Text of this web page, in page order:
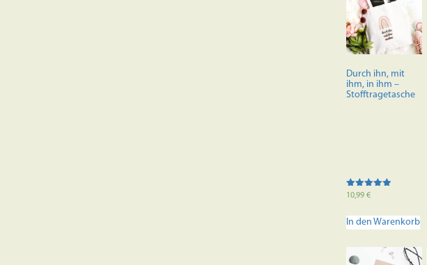
Durch ihn, mit
ihm, in ihm –
Stofftragetasche
Bewertet mit
10,99 €
In den Warenkorb